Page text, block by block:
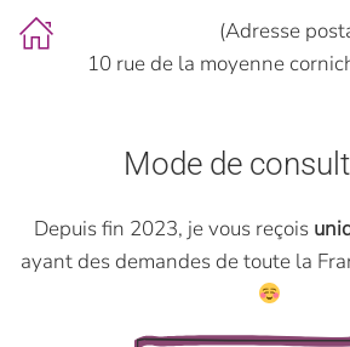
(Adresse
10 rue de la moyenne
Mode de
Depuis fin 2023, je vous reçois
ayant des demandes de toute la